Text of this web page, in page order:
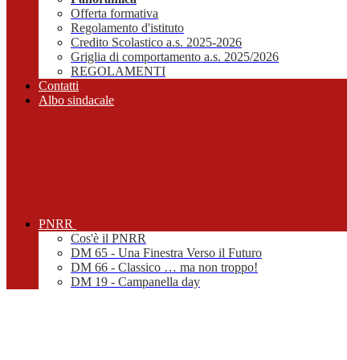
Offerta formativa
Regolamento d'istituto
Credito Scolastico a.s. 2025-2026
Griglia di comportamento a.s. 2025/2026
REGOLAMENTI
Contatti
Albo sindacale
PNRR
Cos'è il PNRR
DM 65 - Una Finestra Verso il Futuro
DM 66 - Classico … ma non troppo!
DM 19 - Campanella day